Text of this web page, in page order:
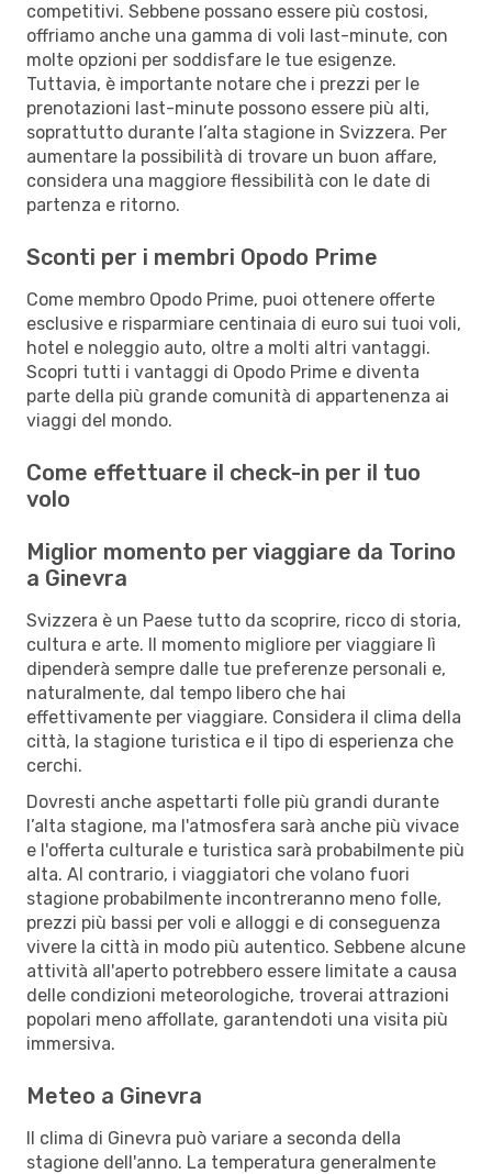
competitivi. Sebbene possano essere più costosi,
offriamo anche una gamma di voli last-minute, con
molte opzioni per soddisfare le tue esigenze.
Tuttavia, è importante notare che i prezzi per le
prenotazioni last-minute possono essere più alti,
soprattutto durante l’alta stagione in Svizzera. Per
aumentare la possibilità di trovare un buon affare,
considera una maggiore flessibilità con le date di
partenza e ritorno.
Sconti per i membri Opodo Prime
Come membro Opodo Prime, puoi ottenere offerte
esclusive e risparmiare centinaia di euro sui tuoi voli,
hotel e noleggio auto, oltre a molti altri vantaggi.
Scopri tutti i vantaggi di Opodo Prime e diventa
parte della più grande comunità di appartenenza ai
viaggi del mondo.
Come effettuare il check-in per il tuo
volo
Miglior momento per viaggiare da Torino
a Ginevra
Svizzera è un Paese tutto da scoprire, ricco di storia,
cultura e arte. Il momento migliore per viaggiare lì
dipenderà sempre dalle tue preferenze personali e,
naturalmente, dal tempo libero che hai
effettivamente per viaggiare. Considera il clima della
città, la stagione turistica e il tipo di esperienza che
cerchi.
Dovresti anche aspettarti folle più grandi durante
l’alta stagione, ma l'atmosfera sarà anche più vivace
e l'offerta culturale e turistica sarà probabilmente più
alta. Al contrario, i viaggiatori che volano fuori
stagione probabilmente incontreranno meno folle,
prezzi più bassi per voli e alloggi e di conseguenza
vivere la città in modo più autentico. Sebbene alcune
attività all'aperto potrebbero essere limitate a causa
delle condizioni meteorologiche, troverai attrazioni
popolari meno affollate, garantendoti una visita più
immersiva.
Meteo a Ginevra
Il clima di Ginevra può variare a seconda della
stagione dell'anno. La temperatura generalmente